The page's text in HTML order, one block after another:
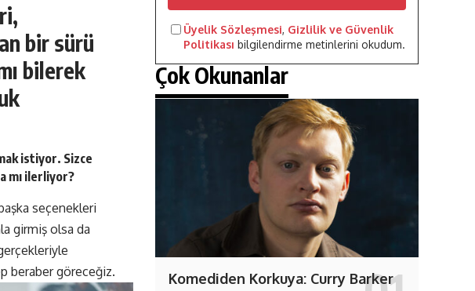
bir sürü
bilerek
istiyor. Sizce
mı ilerliyor?
seçenekleri
girmiş olsa da
beraber göreceğiz.
Üyelik Sözleşmesi, Gizlilik ve Güvenlik
Politikası bilgilendirme metinlerini okudum.
Çok Okunanlar
Komediden Korkuya: Curry Barker